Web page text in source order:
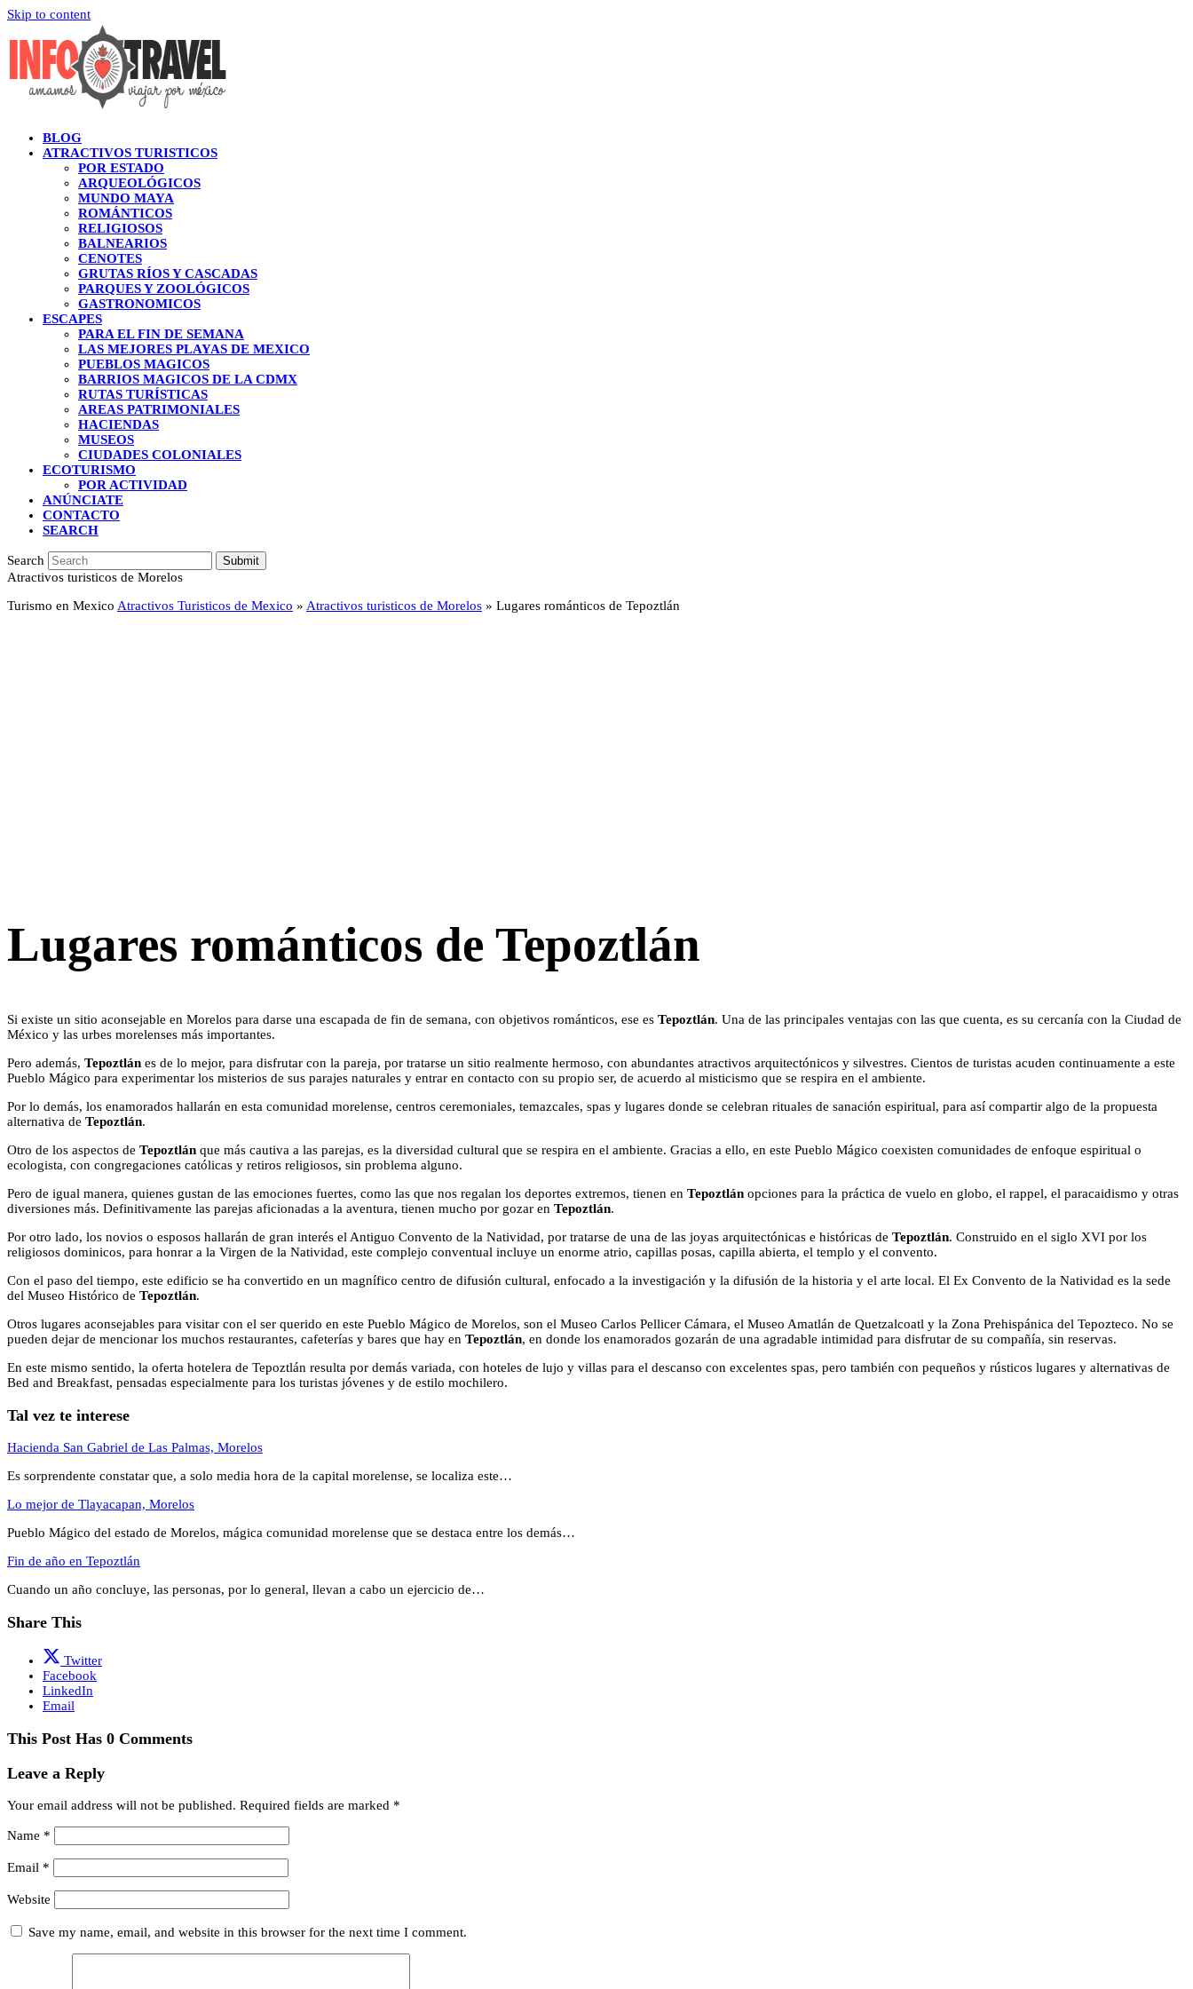
Skip to content
BLOG
ATRACTIVOS TURISTICOS
POR ESTADO
ARQUEOLÓGICOS
MUNDO MAYA
ROMÁNTICOS
RELIGIOSOS
BALNEARIOS
CENOTES
GRUTAS RÍOS Y CASCADAS
PARQUES Y ZOOLÓGICOS
GASTRONOMICOS
ESCAPES
PARA EL FIN DE SEMANA
LAS MEJORES PLAYAS DE MEXICO
PUEBLOS MAGICOS
BARRIOS MAGICOS DE LA CDMX
RUTAS TURÍSTICAS
AREAS PATRIMONIALES
HACIENDAS
MUSEOS
CIUDADES COLONIALES
ECOTURISMO
POR ACTIVIDAD
ANÚNCIATE
CONTACTO
SEARCH
Search Submit
Atractivos turisticos de Morelos
Turismo en Mexico Atractivos Turisticos de Mexico » Atractivos turisticos de Morelos » Lugares románticos de Tepoztlán
Lugares románticos de Tepoztlán
Si existe un sitio aconsejable en Morelos para darse una escapada de fin de semana, con objetivos románticos, ese es Tepoztlán. Una de las principales ventajas con las que cuenta, es su cercanía con la Ciudad de
México y las urbes morelenses más importantes.
Pero además, Tepoztlán es de lo mejor, para disfrutar con la pareja, por tratarse un sitio realmente hermoso, con abundantes atractivos arquitectónicos y silvestres. Cientos de turistas acuden continuamente a este
Pueblo Mágico para experimentar los misterios de sus parajes naturales y entrar en contacto con su propio ser, de acuerdo al misticismo que se respira en el ambiente.
Por lo demás, los enamorados hallarán en esta comunidad morelense, centros ceremoniales, temazcales, spas y lugares donde se celebran rituales de sanación espiritual, para así compartir algo de la propuesta
alternativa de Tepoztlán.
Otro de los aspectos de Tepoztlán que más cautiva a las parejas, es la diversidad cultural que se respira en el ambiente. Gracias a ello, en este Pueblo Mágico coexisten comunidades de enfoque espiritual o
ecologista, con congregaciones católicas y retiros religiosos, sin problema alguno.
Pero de igual manera, quienes gustan de las emociones fuertes, como las que nos regalan los deportes extremos, tienen en Tepoztlán opciones para la práctica de vuelo en globo, el rappel, el paracaidismo y otras
diversiones más. Definitivamente las parejas aficionadas a la aventura, tienen mucho por gozar en Tepoztlán.
Por otro lado, los novios o esposos hallarán de gran interés el Antiguo Convento de la Natividad, por tratarse de una de las joyas arquitectónicas e históricas de Tepoztlán. Construido en el siglo XVI por los
religiosos dominicos, para honrar a la Virgen de la Natividad, este complejo conventual incluye un enorme atrio, capillas posas, capilla abierta, el templo y el convento.
Con el paso del tiempo, este edificio se ha convertido en un magnífico centro de difusión cultural, enfocado a la investigación y la difusión de la historia y el arte local. El Ex Convento de la Natividad es la sede
del Museo Histórico de Tepoztlán.
Otros lugares aconsejables para visitar con el ser querido en este Pueblo Mágico de Morelos, son el Museo Carlos Pellicer Cámara, el Museo Amatlán de Quetzalcoatl y la Zona Prehispánica del Tepozteco. No se
pueden dejar de mencionar los muchos restaurantes, cafeterías y bares que hay en Tepoztlán, en donde los enamorados gozarán de una agradable intimidad para disfrutar de su compañía, sin reservas.
En este mismo sentido, la oferta hotelera de Tepoztlán resulta por demás variada, con hoteles de lujo y villas para el descanso con excelentes spas, pero también con pequeños y rústicos lugares y alternativas de
Bed and Breakfast, pensadas especialmente para los turistas jóvenes y de estilo mochilero.
Tal vez te interese
Hacienda San Gabriel de Las Palmas, Morelos
Es sorprendente constatar que, a solo media hora de la capital morelense, se localiza este…
Lo mejor de Tlayacapan, Morelos
Pueblo Mágico del estado de Morelos, mágica comunidad morelense que se destaca entre los demás…
Fin de año en Tepoztlán
Cuando un año concluye, las personas, por lo general, llevan a cabo un ejercicio de…
Share This
Twitter
Facebook
LinkedIn
Email
This Post Has 0 Comments
Leave a Reply
Your email address will not be published. Required fields are marked *
Name *
Email *
Website
Save my name, email, and website in this browser for the next time I comment.